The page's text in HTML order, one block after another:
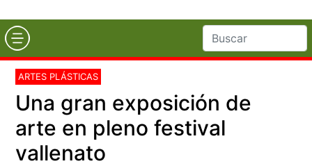
ARTES PLÁSTICAS
Una gran exposición de
arte en pleno festival
vallenato